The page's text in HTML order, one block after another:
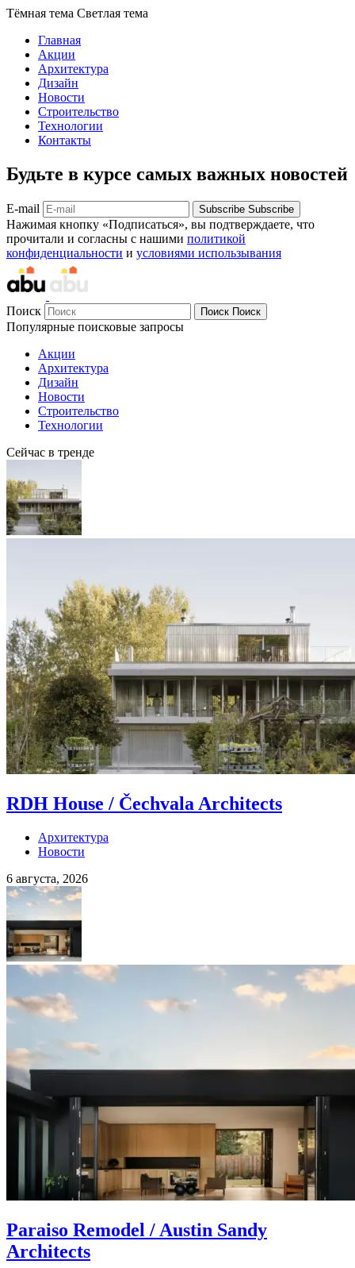
Тёмная тема Светлая тема
Главная
Акции
Архитектура
Дизайн
Новости
Строительство
Технологии
Контакты
Будьте в курсе самых важных новостей
E-mail Subscribe Subscribe
Нажимая кнопку «Подписаться», вы подтверждаете, что
прочитали и согласны с нашими политикой
конфиденциальности и условиями использывания
Поиск Поиск Поиск
Популярные поисковые запросы
Акции
Архитектура
Дизайн
Новости
Строительство
Технологии
Сейчас в тренде
RDH House / Čechvala Architects
Архитектура
Новости
6 августа, 2026
Paraiso Remodel / Austin Sandy
Architects